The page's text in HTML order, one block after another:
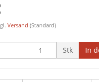
Versand (Standard)
Stk In